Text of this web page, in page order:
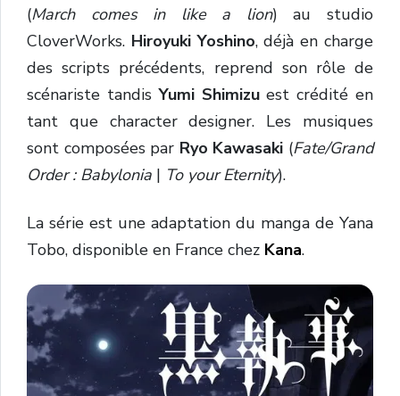
(March comes in like a lion) au studio
CloverWorks. Hiroyuki Yoshino, déjà en charge
des scripts précédents, reprend son rôle de
scénariste tandis Yumi Shimizuest crédité en
tant que character designer. Les musiques
sont composées par Ryo Kawasaki (Fate/Grand
Order : Babylonia | To your Eternity).
La série est une adaptation du manga de Yana
Tobo, disponible en France chez Kana.